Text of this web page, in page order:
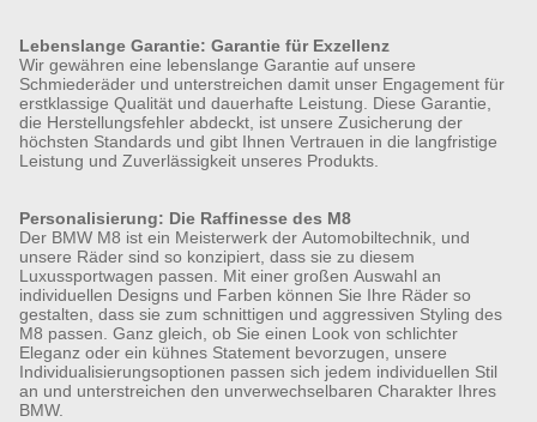
Lebenslange Garantie: Garantie für Exzellenz
Wir gewähren eine lebenslange Garantie auf unsere
Schmiederäder und unterstreichen damit unser Engagement für
erstklassige Qualität und dauerhafte Leistung. Diese Garantie,
die Herstellungsfehler abdeckt, ist unsere Zusicherung der
höchsten Standards und gibt Ihnen Vertrauen in die langfristige
Leistung und Zuverlässigkeit unseres Produkts.
Personalisierung: Die Raffinesse des M8
Der BMW M8 ist ein Meisterwerk der Automobiltechnik, und
unsere Räder sind so konzipiert, dass sie zu diesem
Luxussportwagen passen. Mit einer großen Auswahl an
individuellen Designs und Farben können Sie Ihre Räder so
gestalten, dass sie zum schnittigen und aggressiven Styling des
M8 passen. Ganz gleich, ob Sie einen Look von schlichter
Eleganz oder ein kühnes Statement bevorzugen, unsere
Individualisierungsoptionen passen sich jedem individuellen Stil
an und unterstreichen den unverwechselbaren Charakter Ihres
BMW.